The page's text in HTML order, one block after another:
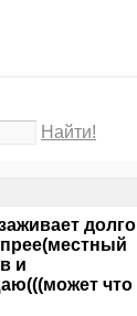
Найти!
долго
и
что